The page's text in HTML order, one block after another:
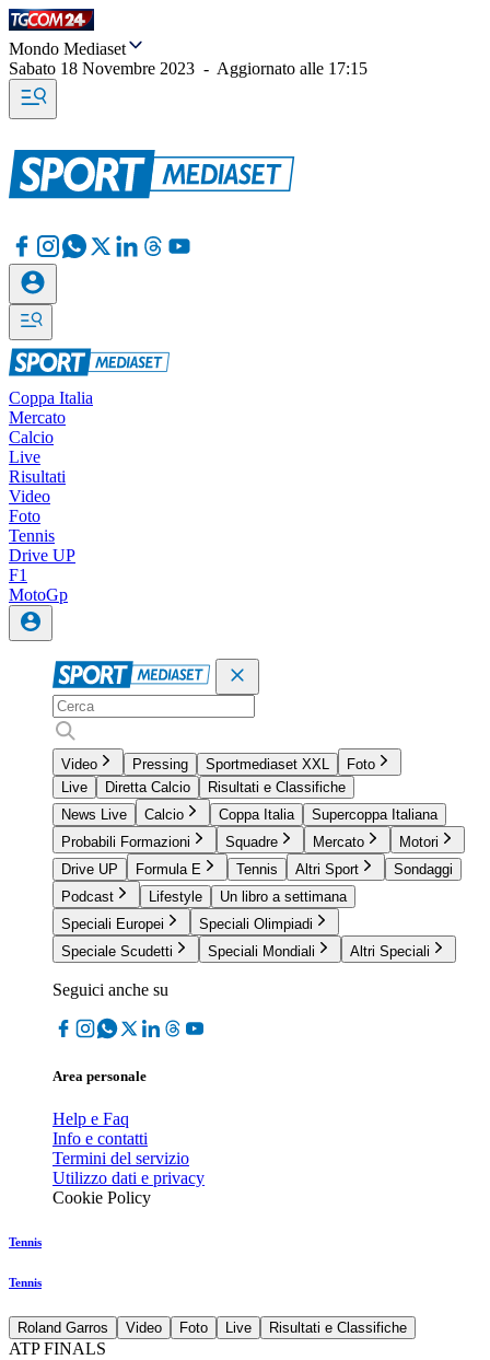
Mondo Mediaset
Sabato 18 Novembre 2023 - Aggiornato alle 17:15
Coppa Italia
Mercato
Calcio
Live
Risultati
Video
Foto
Tennis
Drive UP
F1
MotoGp
Video Pressing Sportmediaset XXL
Foto
Live
Diretta Calcio
Risultati e Classifiche
News Live
Calcio Coppa Italia
Supercoppa Italiana
Probabili Formazioni
Squadre Mercato
Motori
Drive UP
Formula E Tennis Altri Sport
Sondaggi
Podcast
Lifestyle
Un libro a settimana
Speciali Europei
Speciali Olimpiadi
Speciale Scudetti
Speciali Mondiali Altri Speciali
Seguici anche su
Area personale
Help e Faq
Info e contatti
Termini del servizio
Utilizzo dati e privacy
Cookie Policy
Tennis
Tennis
Roland Garros Video Foto Live Risultati e Classifiche
ATP FINALS